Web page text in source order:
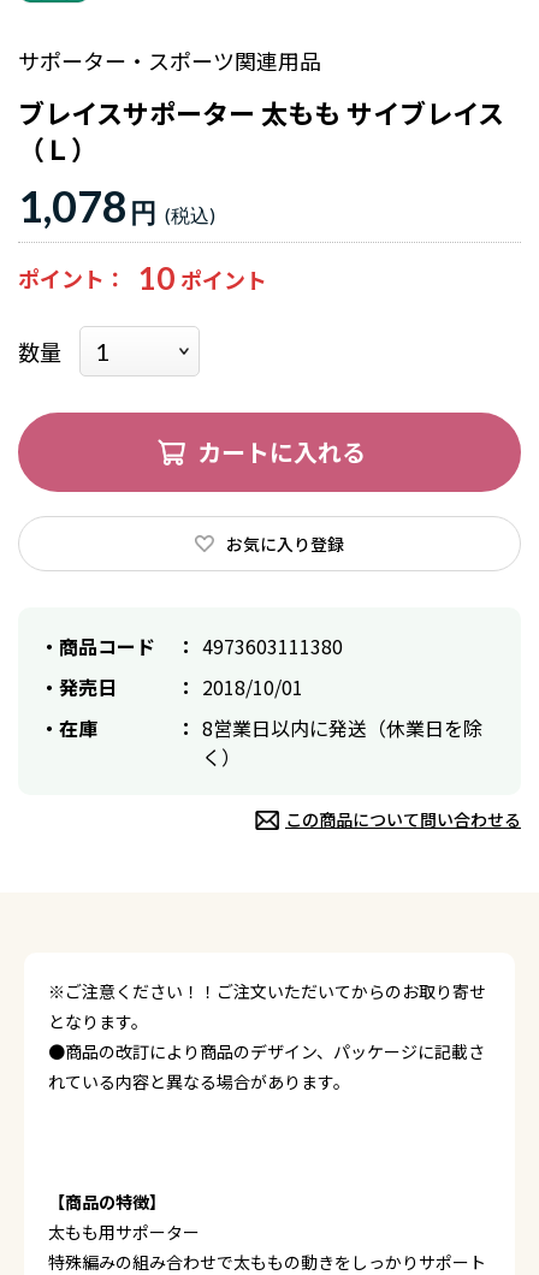
サポーター・スポーツ関連用品
ブレイスサポーター 太もも サイブレイス
（Ｌ）
1,078 円
ポイント 10
数量
カートに入れる
お気に入り登録
商品コード
4973603111380
発売日
2018/10/01
在庫
8営業日以内に発送（休業日を除
く）
この商品について問い合わせる
※ご注意ください！！ご注文いただいてからのお取り寄せ
となります。
●商品の改訂により商品のデザイン、パッケージに記載さ
れている内容と異なる場合があります。
【商品の特徴】
太もも用サポーター
特殊編みの組み合わせで太ももの動きをしっかりサポート